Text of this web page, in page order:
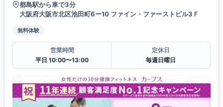
都島駅から車で3分
大阪府大阪市北区池田町6ー10 ファイン・ファーストビル3Ｆ
無料体験
営業時間
平日 10:00〜13:00
定休日
毎週日曜日